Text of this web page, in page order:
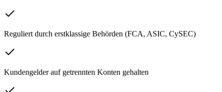
Reguliert durch erstklassige Behörden (FCA, ASIC, CySEC)
Kundengelder auf getrennten Konten gehalten